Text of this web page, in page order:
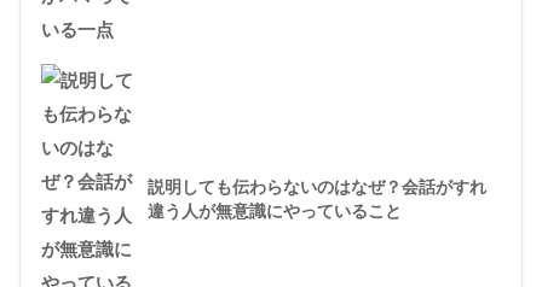
説明しても伝わらないのはなぜ？会話がすれ
違う人が無意識にやっていること